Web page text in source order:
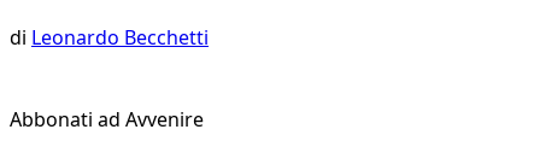
di Leonardo Becchetti
Abbonati ad Avvenire